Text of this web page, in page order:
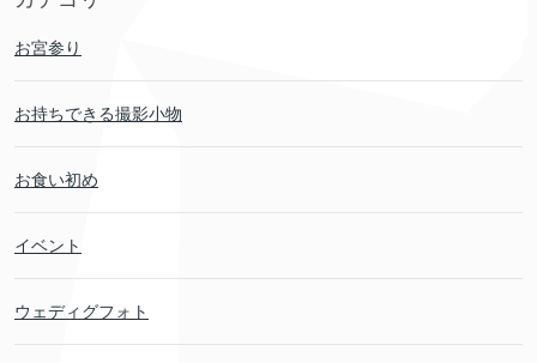
お宮参り
お持ちできる撮影小物
お食い初め
イベント
ウェディグフォト